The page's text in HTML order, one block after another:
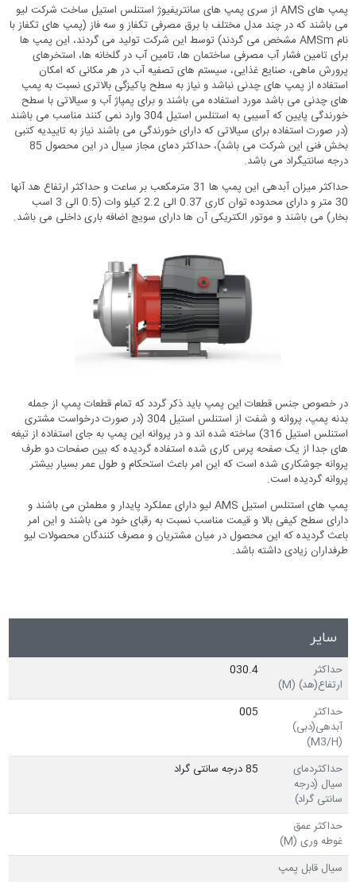
پمپ های AMS از سری پمپ های سانتریفیوژ استنلس استیل ساخت شرکت لیو
می باشند که در چند مدل مختلف با برق مصرفی تکفاز و سه فاز (پمپ های تکفاز با
نام AMSm مشخص می گردند) توسط این شرکت تولید می گردند، این پمپ ها
برای تامین فشار آب مصرفی ساختمان ها، تامین آب در گلخانه ها، استخرهای
پرورش ماهی، صنایع غذایی، سیستم های تصفیه آب در هر مکانی که امکان
استفاده از پمپ های چدنی نباشد و نیاز به سطح پاکیزگی بالاتری نسبت به پمپ
های چدنی می باشد مورد استفاده می باشند و برای پمپاژ آب و سیالاتی با سطح
خورندگی پایین که آسیبی به استنلس استیل 304 وارد نمی کنند مناسب می باشند
(در صورت استفاده برای سیالاتی که دارای خورندگی می باشند نیاز به تاییدیه کتبی
بخش فنی این شرکت می باشد)، حداکثر دمای مجاز سیال در این محصول 85
درجه سانتیگراد می باشد.
حداکثر میزان آبدهی این پمپ ها 31 مترمکعب بر ساعت و حداکثر ارتفاع هد آنها
30 متر و دارای محدوده توان کاری 0.37 الی 2.2 کیلو وات (0.5 الی 3 اسب
بخار) می باشند و موتور الکتریکی آن ها دارای سویچ اضافه باری داخلی می باشد.
در خصوص جنس قطعات این پمپ باید ذکر گردد که تمام قطعات پمپ از جمله
بدنه پمپ، پروانه و شفت از استنلس استیل 304 (در صورت درخواست مشتری
استنلس استیل 316) ساخته شده اند و در پروانه این پمپ به جای استفاده از تیغه
های جدا از یک صفحه پرس کاری شده استفاده گردیده که بین صفحات دو طرف
پروانه جوشکاری شده است که این امر باعث استحکام و طول عمر بسیار بیشتر
پروانه گردیده است.
پمپ های استنلس استیل AMS لیو دارای عملکرد پایدار و مطمئن می باشند و
دارای سطح کیفی بالا و قیمت مناسب نسبت به رقبای خود می باشند و این امر
باعث گردیده که این محصول در میان مشتریان و مصرف کنندگان محصولات لیو
طرفداران زیادی داشته باشد.
سایر
حداکثر
ارتفاع(هد) (M)
030.4
حداکثر
آبدهی(دبی)
(M3/H)
005
حداکثردمای
سیال (درجه
سانتی گراد)
85 درجه سانتی گراد
حداکثر عمق
غوطه وری (M)
سیال قابل پمپ